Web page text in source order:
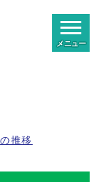
メニュー
推移